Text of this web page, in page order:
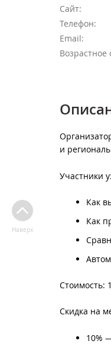
Сайт:
Телефон:
Email:
Возрастное
и
Участники
Как
Как
Стоимость:
Скидка на
10%
Наверх